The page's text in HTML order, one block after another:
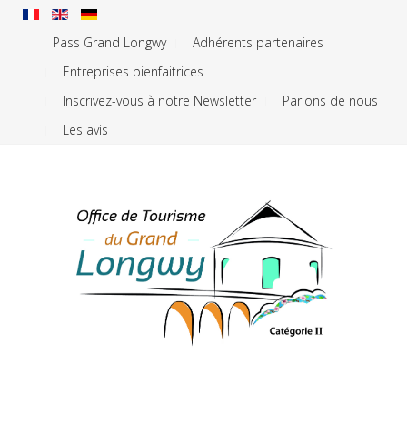
Pass Grand Longwy
Adhérents partenaires
Entreprises bienfaitrices
Inscrivez-vous à notre Newsletter
Parlons de nous
Les avis